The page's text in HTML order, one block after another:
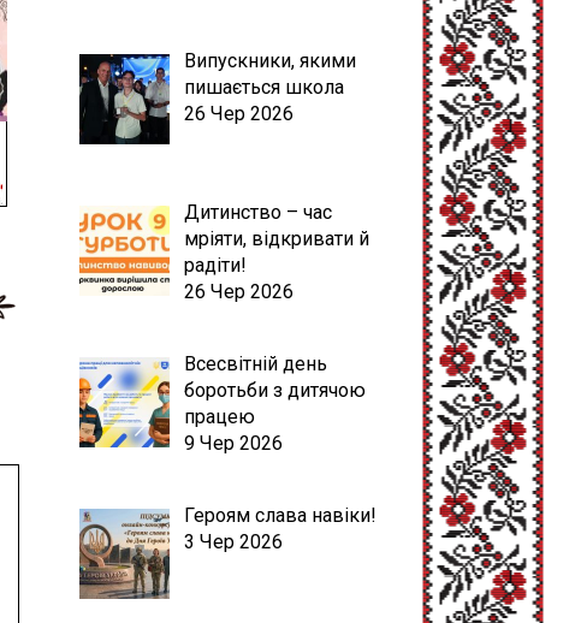
Випускники, якими
пишається школа
26 Чер 2026
Дитинство – час
мріяти, відкривати й
радіти!
26 Чер 2026
Всесвітній день
боротьби з дитячою
працею
9 Чер 2026
Героям слава навіки!
3 Чер 2026